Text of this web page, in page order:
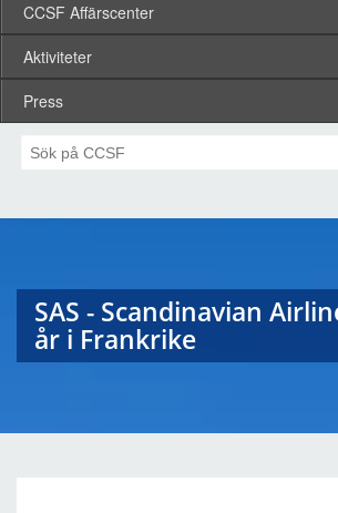
CCSF Affärscenter
Aktiviteter
Press
SAS - Scandinavian
år i Frankrike